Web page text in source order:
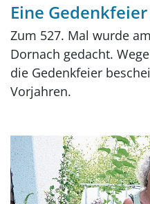
Eine
Zum 527. Mal wurde
Dornach gedacht.
die Gedenkfeier
Vorjahren.